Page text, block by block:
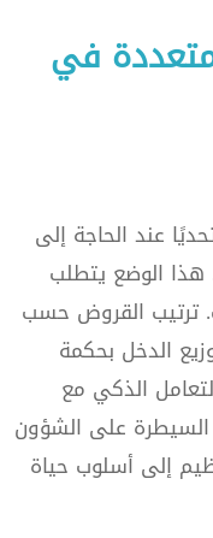
في
عند الحاجة إلى
الوضع يتطلب
ترتيب القروض حسب
الدخل بحكمة
الذكي مع
السيطرة على الشؤون
إلى أسلوب حياة